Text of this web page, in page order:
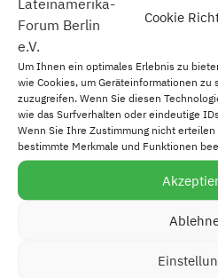
Cookie
Um Ihnen ein optimales Erlebnis zu
wie Cookies, um Geräteinformationen
zuzugreifen. Wenn Sie diesen
wie das Surfverhalten oder eindeutige
Wenn Sie Ihre Zustimmung nicht
bestimmte Merkmale und Funktionen
Deutschland (13-15 Uhr
Nachwuchsforschungsgruppe
Ungleichheiten*
Forschungs- und
Lateinamerika eine digitale
Anmeldung: über